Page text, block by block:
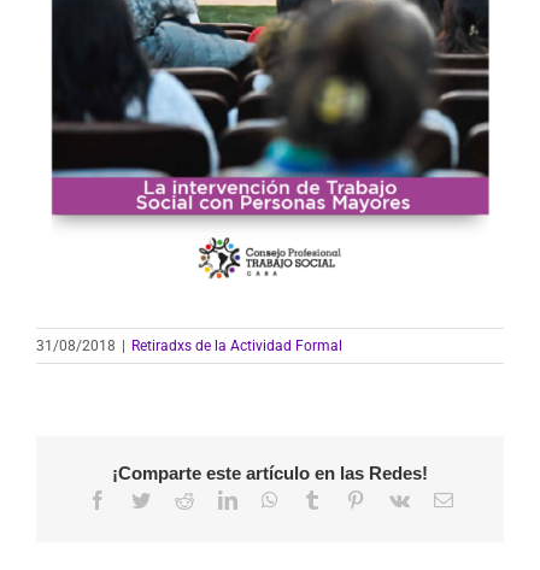
31/08/2018 Retiradxs de la Actividad Formal
¡Comparte este artículo en las Redes!
Facebook
TwitterRedditLinkedInWhatsApp
Tumblr Pinterest
Vk
Correo